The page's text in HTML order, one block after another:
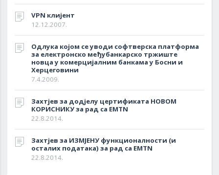
VPN клијент
12.12.2007.
Одлука којом се уводи софтверска платформа
за електронско међубанкарско тржиште
новца у комерцијалним банкама у Босни и
Херцеговини
7.4.2009.
Захтјев за додјелу цертификата НОВОМ
КОРИСНИКУ за рад са EMTN
22.8.2014.
Захтјев за ИЗМЈЕНУ функционалности (и
осталих података) за рад са EMTN
22.8.2014.